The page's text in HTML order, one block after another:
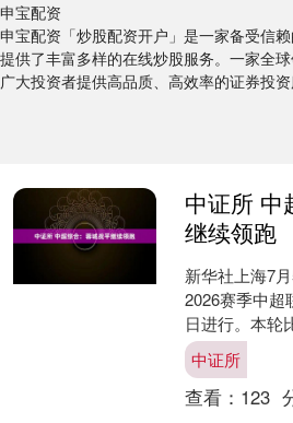
申宝配资
申宝配资「炒股配资开户」是一家备受信
提供了丰富多样的在线炒股服务。一家全
广大投资者提供高品质、高效率的证券投资
中证所 中
继续领跑
新华社上海7
2026赛季中超
日进行。本轮
绝杀戏码。“领
收获平局，依....
中证所
查看： 123